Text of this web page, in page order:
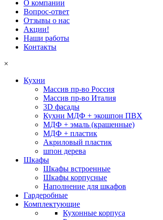
О компании
Вопрос-ответ
Отзывы о нас
Акции!
Наши работы
Контакты
×
Кухни
Массив пр-во Россия
Массив пр-во Италия
3D фасады
Кухни МДФ + экошпон ПВХ
МДФ + эмаль (крашенные)
МДФ + пластик
Акриловый пластик
шпон дерева
Шкафы
Шкафы встроенные
Шкафы корпусные
Наполнение для шкафов
Гардеробные
Комплектующие
Кухонные корпуса